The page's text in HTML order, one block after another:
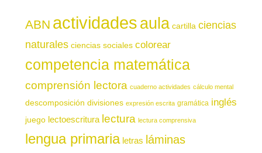
ABN actividadesaula cartilla ciencias
naturales ciencias sociales colorear
competencia matemática
comprensión lectora cuaderno actividades cálculo mental
descomposición divisiones expresión escrita gramática inglés
juego lectoescritura lectura lectura comprensiva
lengua primaria letras láminas